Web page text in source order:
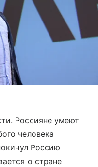
Россияне умеют
человека
Россию
о стране